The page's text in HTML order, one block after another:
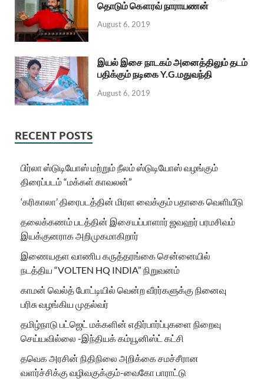
தொடும் கௌரவ் நாராயணன்
August 6, 2019
இயல் இசை நாடகம் அனைத்திலும் தடம்
பதிக்கும் நடிகை Y.G.மதுவந்தி
August 6, 2019
RECENT POSTS
பிர்லா ஸ்டுடியோஸ் மற்றும் நீலம் ஸ்டுடியோஸ் வழங்கும்
திரைப்படம் “மக்கள் காவலன்”
‘கரிகாலா’ திரைபடத்தின் மிரள வைக்கும் பதாகை வெளியீடு
தலைக்கணம் படத்தின் இசையப்பாளார் ஜவஹர் பரமசிவம்
இயக்குனராக அறிமுகமாகிறார்
இணையதள வாணிப கருத்தரங்கை சென்னையில்
நடத்திய “VOLTEN HQ INDIA” நிறுவனம்
காமன் வெல்த் போட்டியில் வென்ற வீரர்களுக்கு நினைவு
பரிசு வழங்கிய முதல்வர்
தமிழ்நாடு பட்ஜெட் மக்களின் எதிர்பார்ப்புகளை நிறைவு
செய்யவில்லை -இந்தியக் கம்யூனிஸ்ட் கட்சி
தவெக அரசின் நிதிநிலை அறிக்கை சமச்சீரான
வளர்ச்சிக்கு வழிவகுக்கும்-வைகோ பாராட்டு